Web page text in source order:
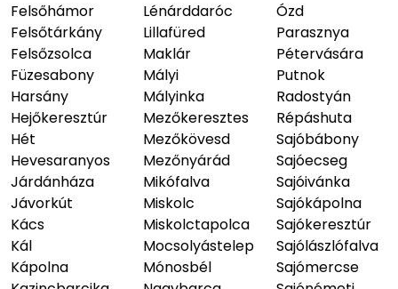
Felsőhámor
Felsőtárkány
Felsőzsolca
Füzesabony
Harsány
Hejőkeresztúr
Hét
Hevesaranyos
Járdánháza
Jávorkút
Kács
Kál
Kápolna
Lénárddaróc
Lillafüred
Maklár
Mályi
Mályinka
Mezőkeresztes
Mezőkövesd
Mezőnyárád
Mikófalva
Miskolc
Miskolctapolca
Mocsolyástelep
Mónosbél
Ózd
Parasznya
Pétervására
Putnok
Radostyán
Répáshuta
Sajóbábony
Sajóecseg
Sajóivánka
Sajókápolna
Sajókeresztúr
Sajólászlófalva
Sajómercse